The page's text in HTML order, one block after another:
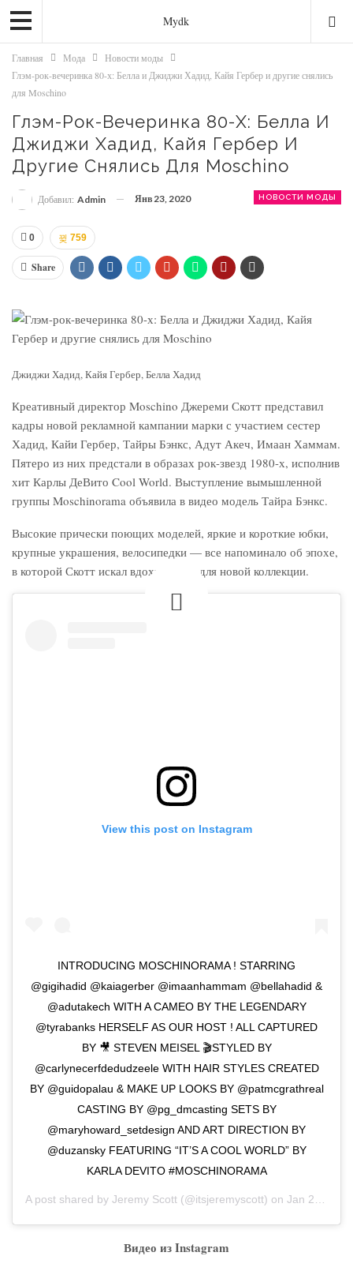
Mydk
Главная Мода
Новости моды
Глэм-рок-вечеринка 80-х: Белла и Джиджи Хадид, Кайя Гербер и другие снялись
для Moschino
Глэм-Рок-Вечеринка 80-Х: Белла И
Джиджи Хадид, Кайя Гербер И
Другие Снялись Для Moschino
НОВОСТИ МОДЫ
Добавил: Admin Янв 23, 2020
0 759
Share
Джиджи Хадид, Кайя Гербер, Белла Хадид
Креативный директор Moschino Джереми Скотт представил
кадры новой рекламной кампании марки с участием сестер
Хадид, Кайи Гербер, Тайры Бэнкс, Адут Акеч, Имаан Хаммам.
Пятеро из них предстали в образах рок-звезд 1980-х, исполнив
хит Карлы ДеВито Cool World. Выступление вымышленной
группы Moschinorama объявила в видео модель Тайра Бэнкс.
Высокие прически поющих моделей, яркие и короткие юбки,
крупные украшения, велосипедки — все напоминало об эпохе,
в которой Скотт искал вдохновение для новой коллекции.
View this post on Instagram
INTRODUCING MOSCHINORAMA ! STARRING
@gigihadid @kaiagerber @imaanhammam @bellahadid &
@adutakech WITH A CAMEO BY THE LEGENDARY
@tyrabanks HERSELF AS OUR HOST ! ALL CAPTURED
BY 🎥 STEVEN MEISEL 🎬STYLED BY
@carlynecerfdedudzeele WITH HAIR STYLES CREATED
BY @guidopalau & MAKE UP LOOKS BY @patmcgrathreal
CASTING BY @pg_dmcasting SETS BY
@maryhoward_setdesign AND ART DIRECTION BY
@duzansky FEATURING “IT’S A COOL WORLD” BY
KARLA DEVITO #MOSCHINORAMA
A post shared by Jeremy Scott (@itsjeremyscott) on Jan 21, 2020 at 11:21am PST
Видео из Instagram